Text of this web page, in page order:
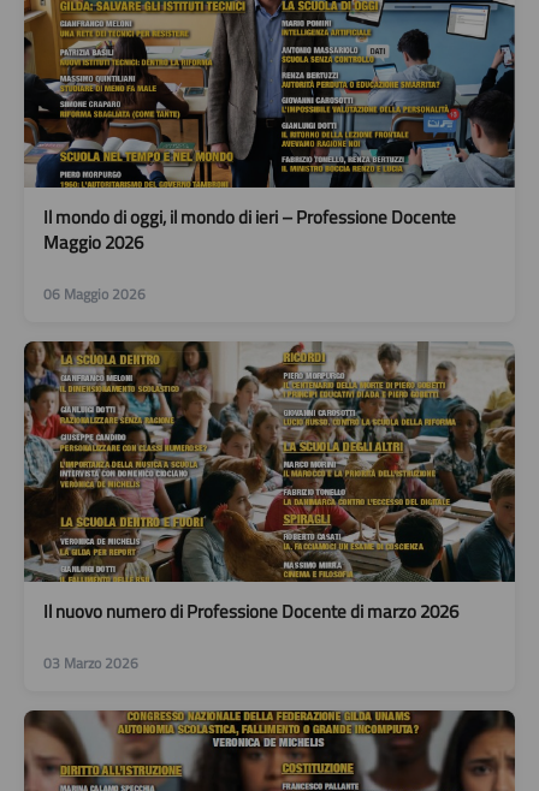
Il mondo di oggi, il mondo di ieri – Professione Docente
Maggio 2026
06 Maggio 2026
Il nuovo numero di Professione Docente di marzo 2026
03 Marzo 2026